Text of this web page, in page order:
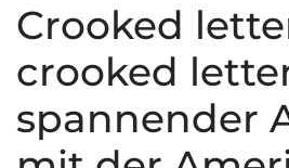
Crooked
crooked
spannender